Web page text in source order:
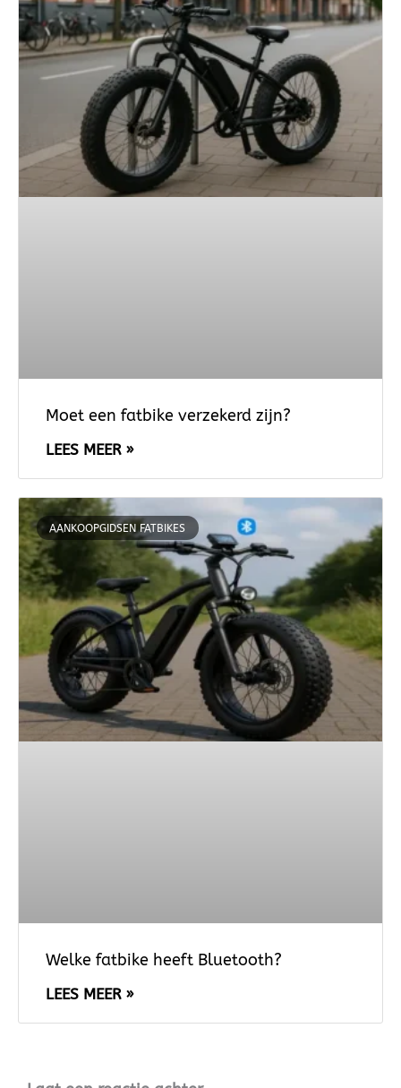
Moet een fatbike verzekerd zijn?
LEES MEER »
AANKOOPGIDSEN FATBIKES
Welke fatbike heeft Bluetooth?
LEES MEER »